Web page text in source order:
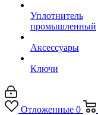
Уплотнитель
промышленный
Аксессуары
Ключи
Отложенные 0